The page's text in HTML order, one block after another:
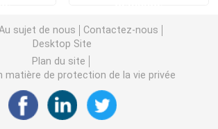
la plaie du transformateur
sujet de nous
Contactez-nous
Desktop Site
Plan du site
matière de protection de la vie privée